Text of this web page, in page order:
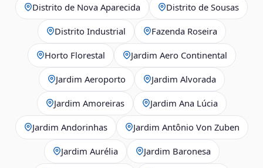
Distrito de Nova Aparecida Distrito de Sousas
Distrito Industrial Fazenda Roseira
Horto Florestal Jardim Aero Continental
Jardim Aeroporto Jardim Alvorada
Jardim Amoreiras Jardim Ana Lúcia
Jardim Andorinhas Jardim Antônio Von Zuben
Jardim Aurélia Jardim Baronesa